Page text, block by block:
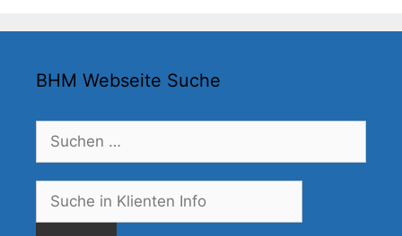
BHM Webseite Suche
Suchen
nach: